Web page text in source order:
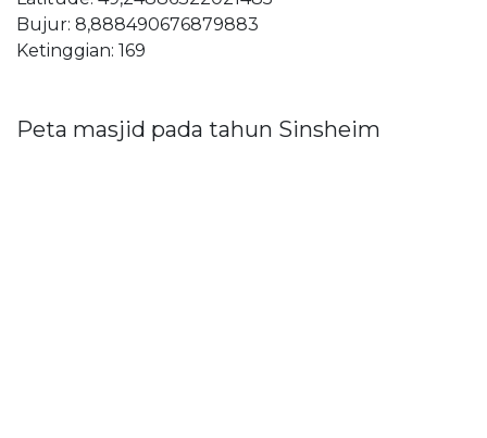
Bujur: 8,888490676879883
Ketinggian: 169
Peta masjid pada tahun Sinsheim